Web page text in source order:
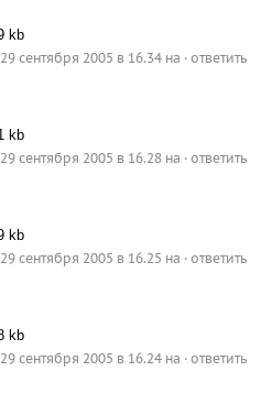
29 сентября 2005 в 16.34на · ответить
29 сентября 2005 в 16.28на · ответить
29 сентября 2005 в 16.25 на · ответить
29 сентября 2005 в 16.24на · ответить